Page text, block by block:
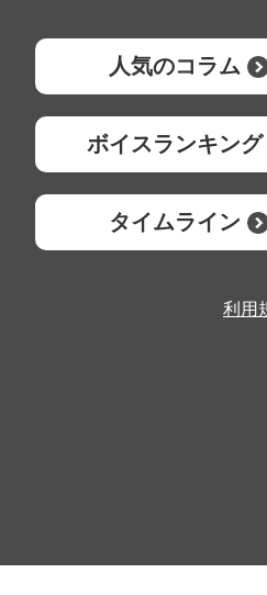
人気のコラム
ボイスランキング
タイムライン
利用